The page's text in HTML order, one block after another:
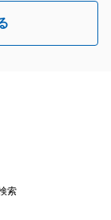
索